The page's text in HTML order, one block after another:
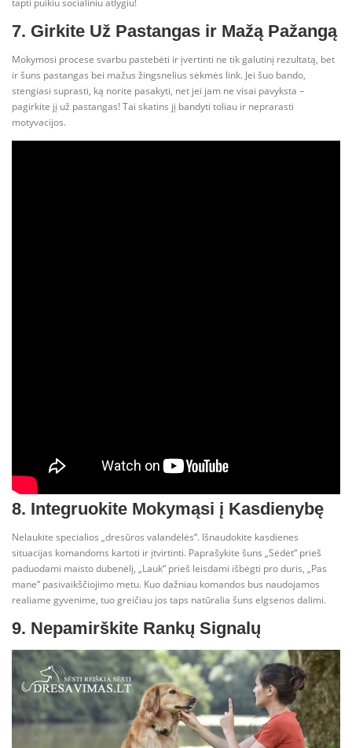
7. Girkite Už Pastangas ir Mažą Pažangą
Mokymosi procese svarbu pastebėti ir įvertinti ne tik galutinį rezultatą, bet
ir šuns pastangas bei mažus žingsnelius sėkmės link. Jei šuo bando,
stengiasi suprasti, ką norite pasakyti, net jei jam ne visai pavyksta –
pagirkite jį už pastangas! Tai skatins jį bandyti toliau ir neprarasti
motyvacijos.
8. Integruokite Mokymąsi į Kasdienybę
Nelaukite specialios „dresūros valandėlės“. Išnaudokite kasdienes
situacijas komandoms kartoti ir įtvirtinti. Paprašykite šuns „Sėdėt“ prieš
paduodami maisto dubenėlį, „Lauk“ prieš leisdami išbėgti pro duris, „Pas
mane“ pasivaikščiojimo metu. Kuo dažniau komandos bus naudojamos
realiame gyvenime, tuo greičiau jos taps natūralia šuns elgsenos dalimi.
9. Nepamirškite Rankų Signalų